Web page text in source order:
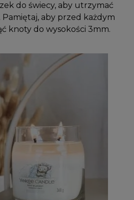
do świecy, aby utrzymać
Pamiętaj, aby przed każdym
knoty do wysokości 3mm.